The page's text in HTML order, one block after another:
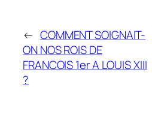
← COMMENT SOIGNAIT-
ON NOS ROIS DE
FRANCOIS 1er A LOUIS XIII
?